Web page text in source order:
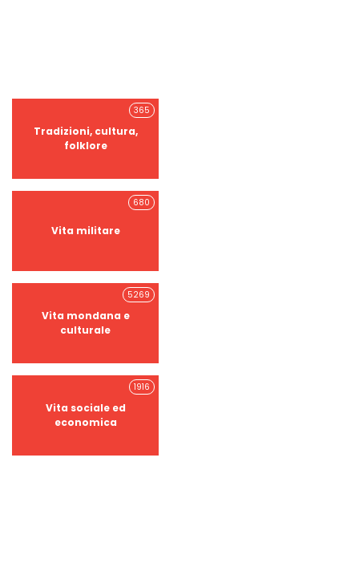
Tradizioni, cultura,
folklore
365
Vita militare
680
Vita mondana e
culturale
5269
Vita sociale ed
economica
1916